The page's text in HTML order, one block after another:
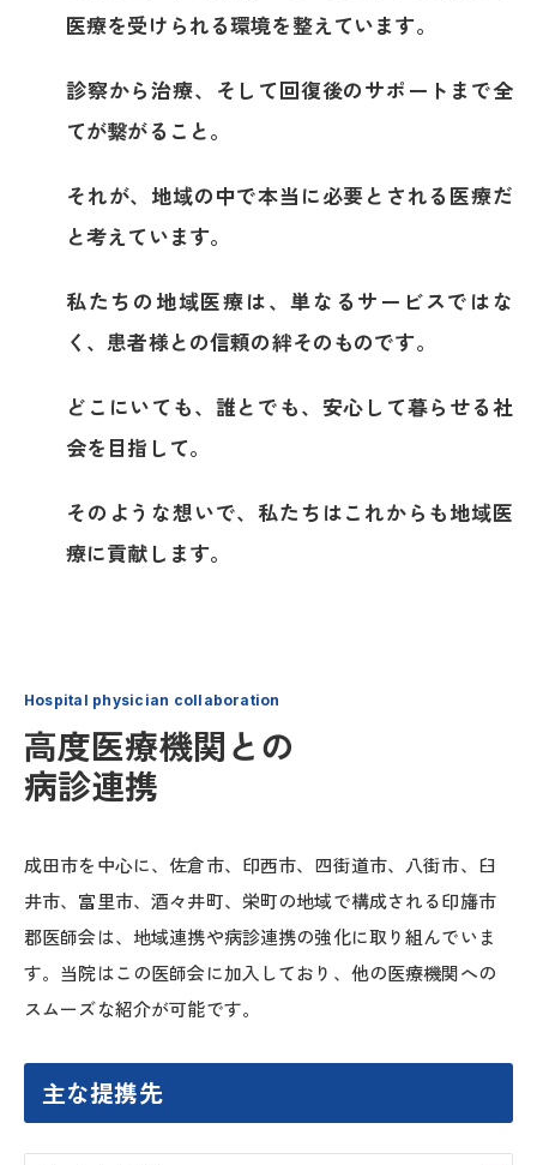
医療を受けられる環境を整えています。
診察から治療、そして回復後のサポートまで全
てが繋がること。
それが、地域の中で本当に必要とされる医療だ
と考えています。
私たちの地域医療は、単なるサービスではな
く、患者様との信頼の絆そのものです。
どこにいても、誰とでも、安心して暮らせる社
会を目指して。
そのような想いで、私たちはこれからも地域医
療に貢献します。
Hospital physician collaboration
高度医療機関との
病診連携
成田市を中心に、佐倉市、印西市、四街道市、八街市、臼
井市、富里市、酒々井町、栄町の地域で構成される印旛市
郡医師会は、地域連携や病診連携の強化に取り組んでいま
す。 当院はこの医師会に加入しており、他の医療機関への
スムーズな紹介が可能です。
主な提携先